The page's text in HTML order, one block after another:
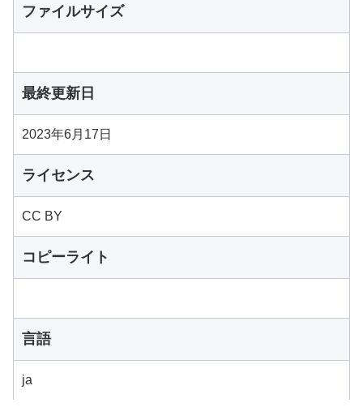
ファイルサイズ
最終更新日
2023年6月17日
ライセンス
CC BY
コピーライト
言語
ja